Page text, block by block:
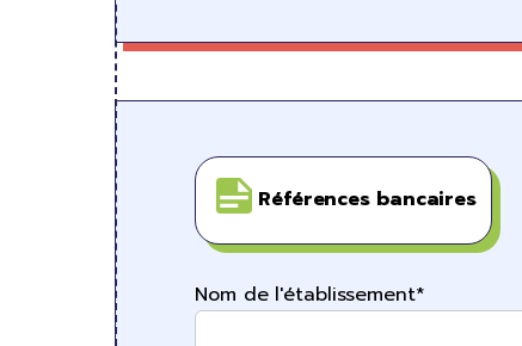
Références bancaires
Nom de l'établissement*